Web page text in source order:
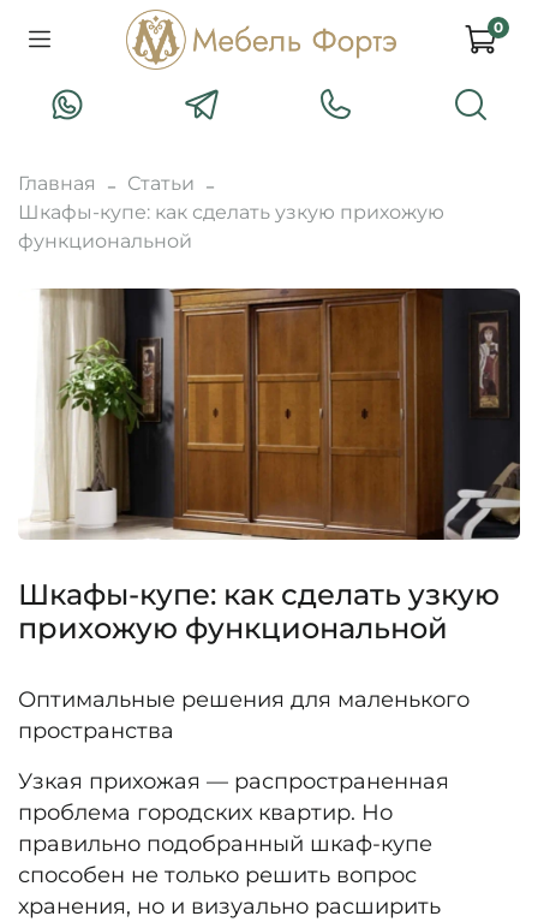
0
Главная
Статьи
Шкафы-купе: как сделать узкую прихожую
функциональной
Шкафы-купе: как сделать узкую
прихожую функциональной
Оптимальные решения для маленького
пространства
Узкая прихожая — распространенная
проблема городских квартир. Но
правильно подобранный шкаф-купе
способен не только решить вопрос
хранения, но и визуально расширить